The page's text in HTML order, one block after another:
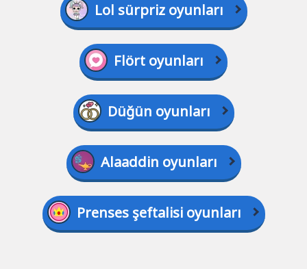
Lol sürpriz oyunları
Flört oyunları
Düğün oyunları
Alaaddin oyunları
Prenses şeftalisi oyunları